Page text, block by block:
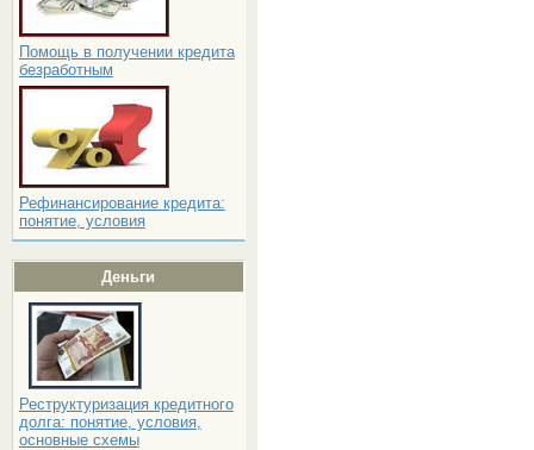
Помощь в получении кредита
безработным
Рефинансирование кредита:
понятие, условия
Деньги
Реструктуризация кредитного
долга: понятие, условия,
основные схемы